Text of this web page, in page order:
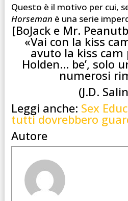
Questo è il motivo per cui,
Horseman è una serie
[BoJack e Mr.
«Vai con la kiss
avuto la kiss cam
Holden… be’, solo
numerosi
(J.D.
Leggi anche: Sex
tutti dovrebbero
Autore